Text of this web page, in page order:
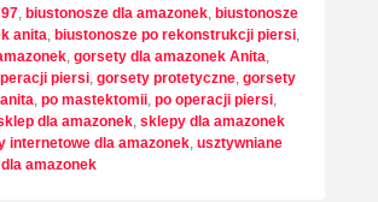
, biustonosze dla amazonek, biustonosze
anita, biustonosze po rekonstrukcji piersi,
, gorsety dla amazonek Anita,
piersi, gorsety protetyczne, gorsety
, po mastektomii, po operacji piersi,
dla amazonek, sklepy dla amazonek
internetowe dla amazonek, usztywniane
amazonek